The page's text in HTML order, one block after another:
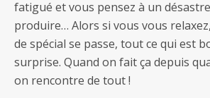
fatigué et vous pensez à un
produire… Alors si vous vous
de spécial se passe, tout ce qui est
surprise. Quand on fait ça depuis
on rencontre de tout !